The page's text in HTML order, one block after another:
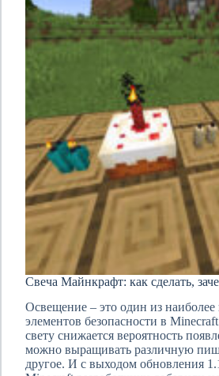
Свеча Майнкрафт: как сделать,
Освещение – это один из
элементов безопасности в
свету снижается вероятность
можно выращивать различную
другое. И с выходом обновления